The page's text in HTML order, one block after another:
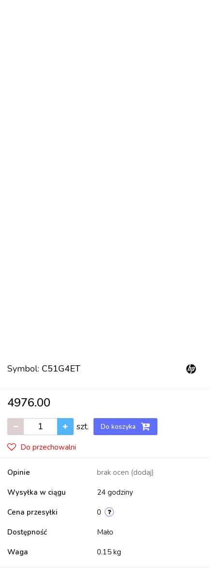
Symbol: C51G4ET
4976.00
szt. Do koszyka
Do przechowalni
Opinie brak ocen (dodaj)
Wysyłka w ciągu 24 godziny
Cena przesyłki 0
Dostępność Mało
Waga 0.15 kg